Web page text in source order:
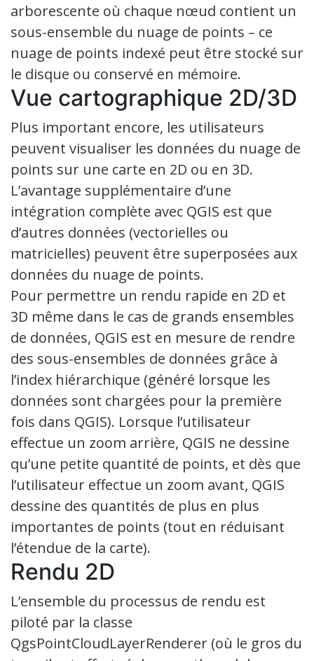
arborescente où chaque nœud contient un
sous-ensemble du nuage de points – ce
nuage de points indexé peut être stocké sur
le disque ou conservé en mémoire.
Vue cartographique 2D/3D
Plus important encore, les utilisateurs
peuvent visualiser les données du nuage de
points sur une carte en 2D ou en 3D.
L’avantage supplémentaire d’une
intégration complète avec QGIS est que
d’autres données (vectorielles ou
matricielles) peuvent être superposées aux
données du nuage de points.
Pour permettre un rendu rapide en 2D et
3D même dans le cas de grands ensembles
de données, QGIS est en mesure de rendre
des sous-ensembles de données grâce à
l’index hiérarchique (généré lorsque les
données sont chargées pour la première
fois dans QGIS). Lorsque l’utilisateur
effectue un zoom arrière, QGIS ne dessine
qu’une petite quantité de points, et dès que
l’utilisateur effectue un zoom avant, QGIS
dessine des quantités de plus en plus
importantes de points (tout en réduisant
l’étendue de la carte).
Rendu 2D
L’ensemble du processus de rendu est
piloté par la classe
QgsPointCloudLayerRenderer (où le gros du